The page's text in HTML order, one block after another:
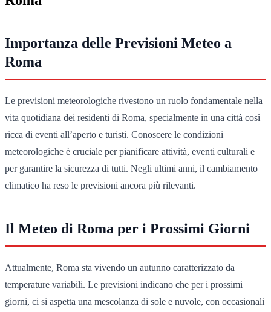
Importanza delle Previsioni Meteo a
Roma
Le previsioni meteorologiche rivestono un ruolo fondamentale nella
vita quotidiana dei residenti di Roma, specialmente in una città così
ricca di eventi all’aperto e turisti. Conoscere le condizioni
meteorologiche è cruciale per pianificare attività, eventi culturali e
per garantire la sicurezza di tutti. Negli ultimi anni, il cambiamento
climatico ha reso le previsioni ancora più rilevanti.
Il Meteo di Roma per i Prossimi Giorni
Attualmente, Roma sta vivendo un autunno caratterizzato da
temperature variabili. Le previsioni indicano che per i prossimi
giorni, ci si aspetta una mescolanza di sole e nuvole, con occasionali